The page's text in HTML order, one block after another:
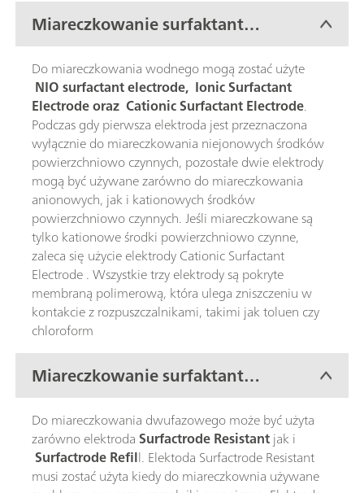
Miareczkowanie surfaktantów
w środowisku wodnym
Do miareczkowania wodnego mogą zostać użyte
NIO surfactant electrode, Ionic Surfactant
Electrode oraz Cationic Surfactant Electrode.
Podczas gdy pierwsza elektroda jest przeznaczona
wyłącznie do miareczkowania niejonowych środków
powierzchniowo czynnych, pozostałe dwie elektrody
mogą być używane zarówno do miareczkowania
anionowych, jak i kationowych środków
powierzchniowo czynnych. Jeśli miareczkowane są
tylko kationowe środki powierzchniowo czynne,
zaleca się użycie elektrody Cationic Surfactant
Electrode . Wszystkie trzy elektrody są pokryte
membraną polimerową, która ulega zniszczeniu w
kontakcie z rozpuszczalnikami, takimi jak toluen czy
chloroform
Miareczkowanie surfaktantów
w środowisku dwufazowym.
Do miareczkowania dwufazowego może być użyta
zarówno elektrodaSurfactrode Resistantjak i
Surfactrode Refill. Elektoda Surfactrode Resistant
musi zostać użyta kiedy do miareczkownia używane